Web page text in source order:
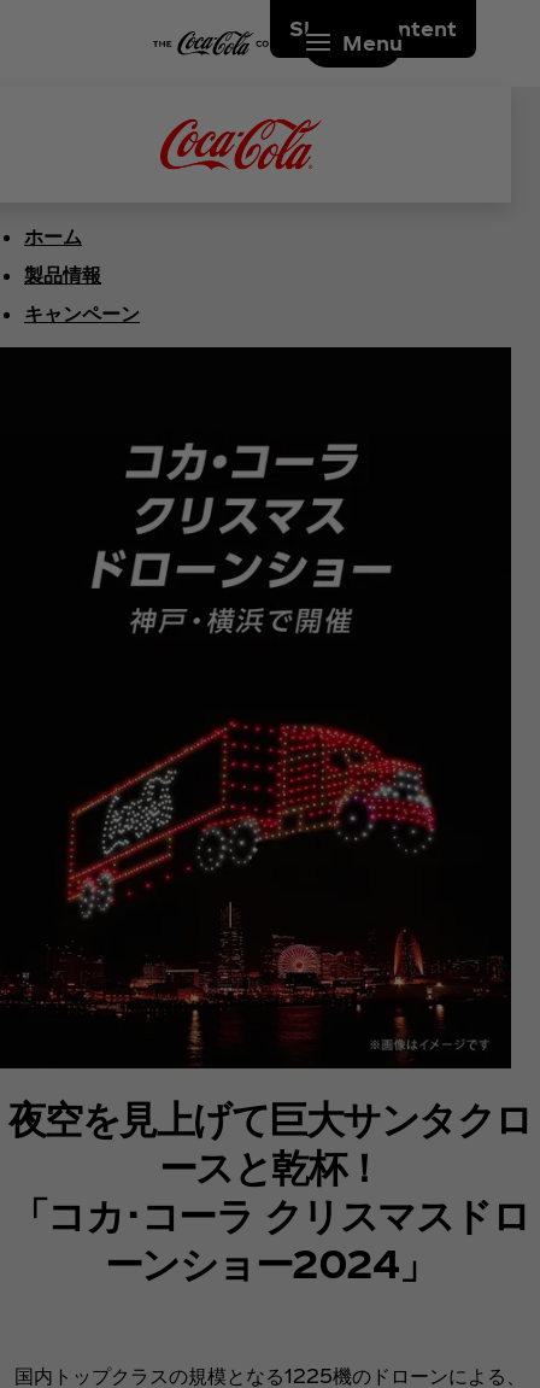
Skip to content
Menu
ホーム
製品情報
キャンペーン
夜空を見上げて巨大サンタクロ
ースと乾杯！
「コカ･コーラ クリスマスドロ
ーンショー2024」
国内トップクラスの規模となる1225機のドローンによる、